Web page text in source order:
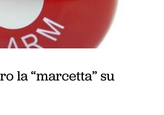
la “marcetta” su